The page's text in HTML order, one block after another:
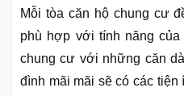
Mỗi tòa căn hộ chung cư
phù hợp với tính năng
chung cư với những căn
đình mãi mãi sẽ có các